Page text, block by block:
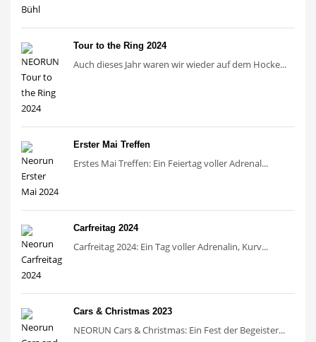
Tour to the Ring 2024
Auch dieses Jahr waren wir wieder auf dem Hocke...
Erster Mai Treffen
Erstes Mai Treffen: Ein Feiertag voller Adrenal...
Carfreitag 2024
Carfreitag 2024: Ein Tag voller Adrenalin, Kurv...
Cars & Christmas 2023
NEORUN Cars & Christmas: Ein Fest der Begeister...